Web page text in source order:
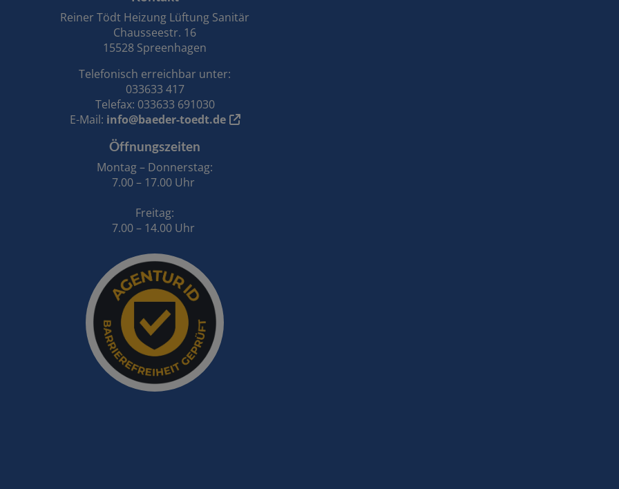
Reiner Tödt Heizung Lüftung Sanitär
Chausseestr. 16
15528 Spreenhagen
Telefonisch erreichbar unter:
033633 417
Telefax: 033633 691030
E-Mail: info@baeder-toedt.de
Öffnungszeiten
Montag – Donnerstag:
7.00 – 17.00 Uhr
Freitag:
7.00 – 14.00 Uhr